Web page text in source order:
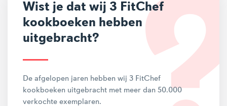
Wist je dat wij 3 FitChef
kookboeken hebben
uitgebracht?
De afgelopen jaren hebben wij 3 FitChef
kookboeken uitgebracht met meer dan 50.000
verkochte exemplaren.